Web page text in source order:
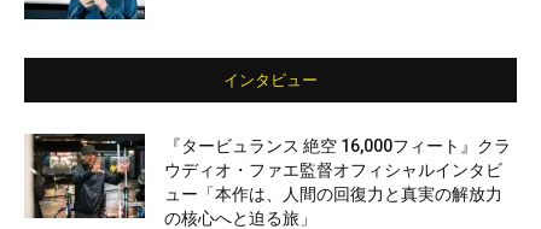
インタビュー
『タービュランス 絶空 16,000フィート』クラ
ウディオ・ファエ監督オフィシャルインタビ
ュー「本作は、人間の回復力と真実の解放力
の核心へと迫る旅」